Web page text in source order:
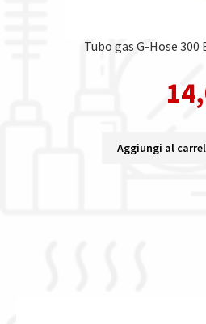
Tubo gas G-Hose 300
Aggiungi al